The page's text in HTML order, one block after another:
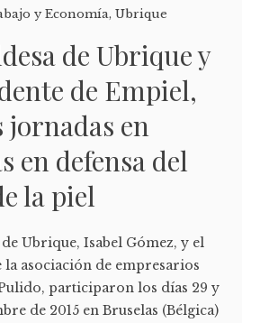
y Economía, Ubrique
de Ubrique y
de Empiel,
jornadas en
en defensa del
la piel
Ubrique, Isabel Gómez, y el
la asociación de empresarios
participaron los días 29 y
de 2015 en Bruselas (Bélgica)